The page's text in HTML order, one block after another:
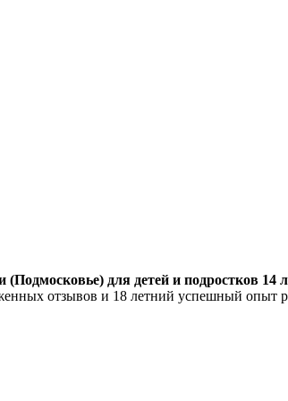
для детей и подростков 14
отзывов и 18 летний успешный опыт